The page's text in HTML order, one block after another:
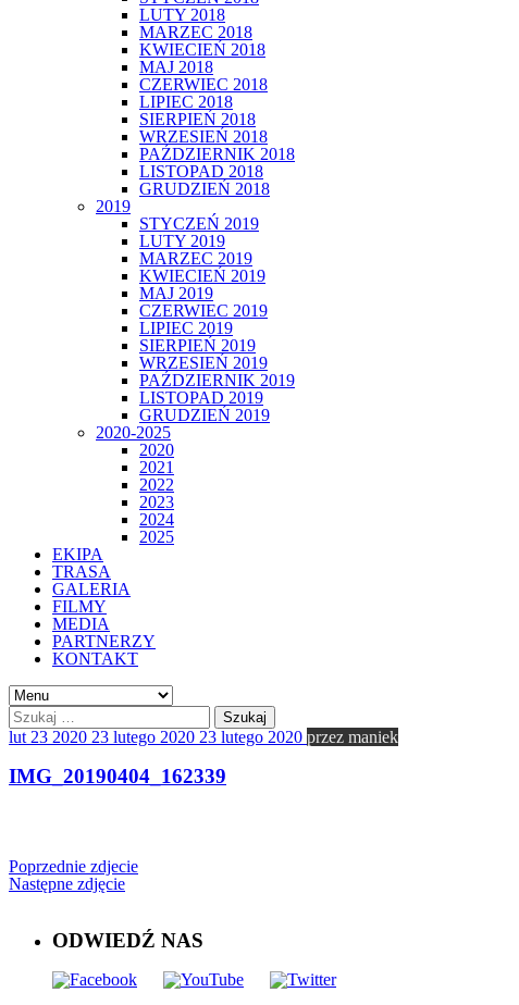
LUTY 2018
MARZEC 2018
KWIECIEŃ 2018
MAJ 2018
CZERWIEC 2018
LIPIEC 2018
SIERPIEŃ 2018
WRZESIEŃ 2018
PAŹDZIERNIK 2018
LISTOPAD 2018
GRUDZIEŃ 2018
2019
STYCZEŃ 2019
LUTY 2019
MARZEC 2019
KWIECIEŃ 2019
MAJ 2019
CZERWIEC 2019
LIPIEC 2019
SIERPIEŃ 2019
WRZESIEŃ 2019
PAŹDZIERNIK 2019
LISTOPAD 2019
GRUDZIEŃ 2019
2020-2025
2020
2021
2022
2023
2024
2025
EKIPA
TRASA
GALERIA
FILMY
MEDIA
PARTNERZY
KONTAKT
lut 23 2020 23 lutego 2020 23 lutego 2020 przez maniek
IMG_20190404_162339
Poprzednie zdjecie
Następne zdjęcie
ODWIEDŹ NAS